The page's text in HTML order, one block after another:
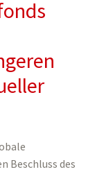
Beschluss des